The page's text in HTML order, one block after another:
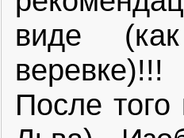
виде
веревке)!!!
После